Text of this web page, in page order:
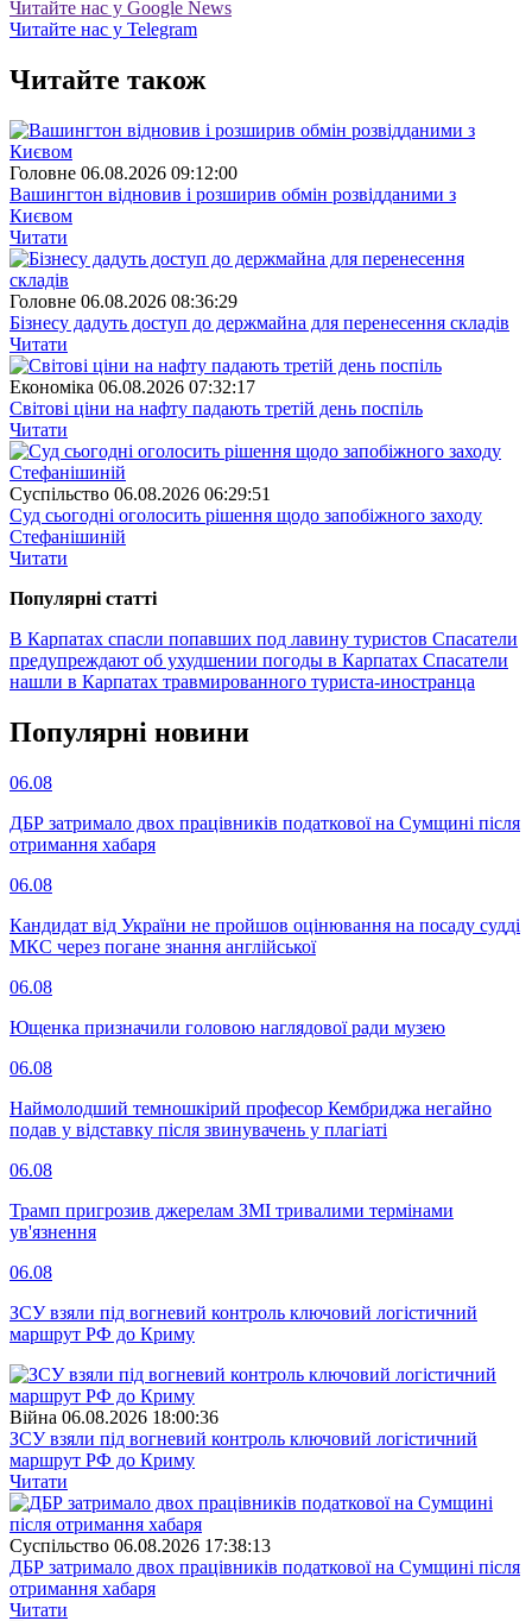
Читайте нас у Google News
Читайте нас у Telegram
Читайте також
Головне 06.08.2026 09:12:00
Вашингтон відновив і розширив обмін розвідданими з
Києвом
Читати
Головне 06.08.2026 08:36:29
Бізнесу дадуть доступ до держмайна для перенесення складів
Читати
Економіка 06.08.2026 07:32:17
Світові ціни на нафту падають третій день поспіль
Читати
Суспiльство 06.08.2026 06:29:51
Суд сьогодні оголосить рішення щодо запобіжного заходу
Стефанішиній
Читати
Популярнi статтi
В Карпатах спасли попавших под лавину туристов Спасатели
предупреждают об ухудшении погоды в Карпатах Спасатели
нашли в Карпатах травмированного туриста-иностранца
Популярнi новини
06.08
ДБР затримало двох працівників податкової на Сумщині після
отримання хабаря
06.08
Кандидат від України не пройшов оцінювання на посаду судді
МКС через погане знання англійської
06.08
Ющенка призначили головою наглядової ради музею
06.08
Наймолодший темношкірий професор Кембриджа негайно
подав у відставку після звинувачень у плагіаті
06.08
Трамп пригрозив джерелам ЗМІ тривалими термінами
ув'язнення
06.08
ЗСУ взяли під вогневий контроль ключовий логістичний
маршрут РФ до Криму
Війна 06.08.2026 18:00:36
ЗСУ взяли під вогневий контроль ключовий логістичний
маршрут РФ до Криму
Читати
Суспiльство 06.08.2026 17:38:13
ДБР затримало двох працівників податкової на Сумщині після
отримання хабаря
Читати